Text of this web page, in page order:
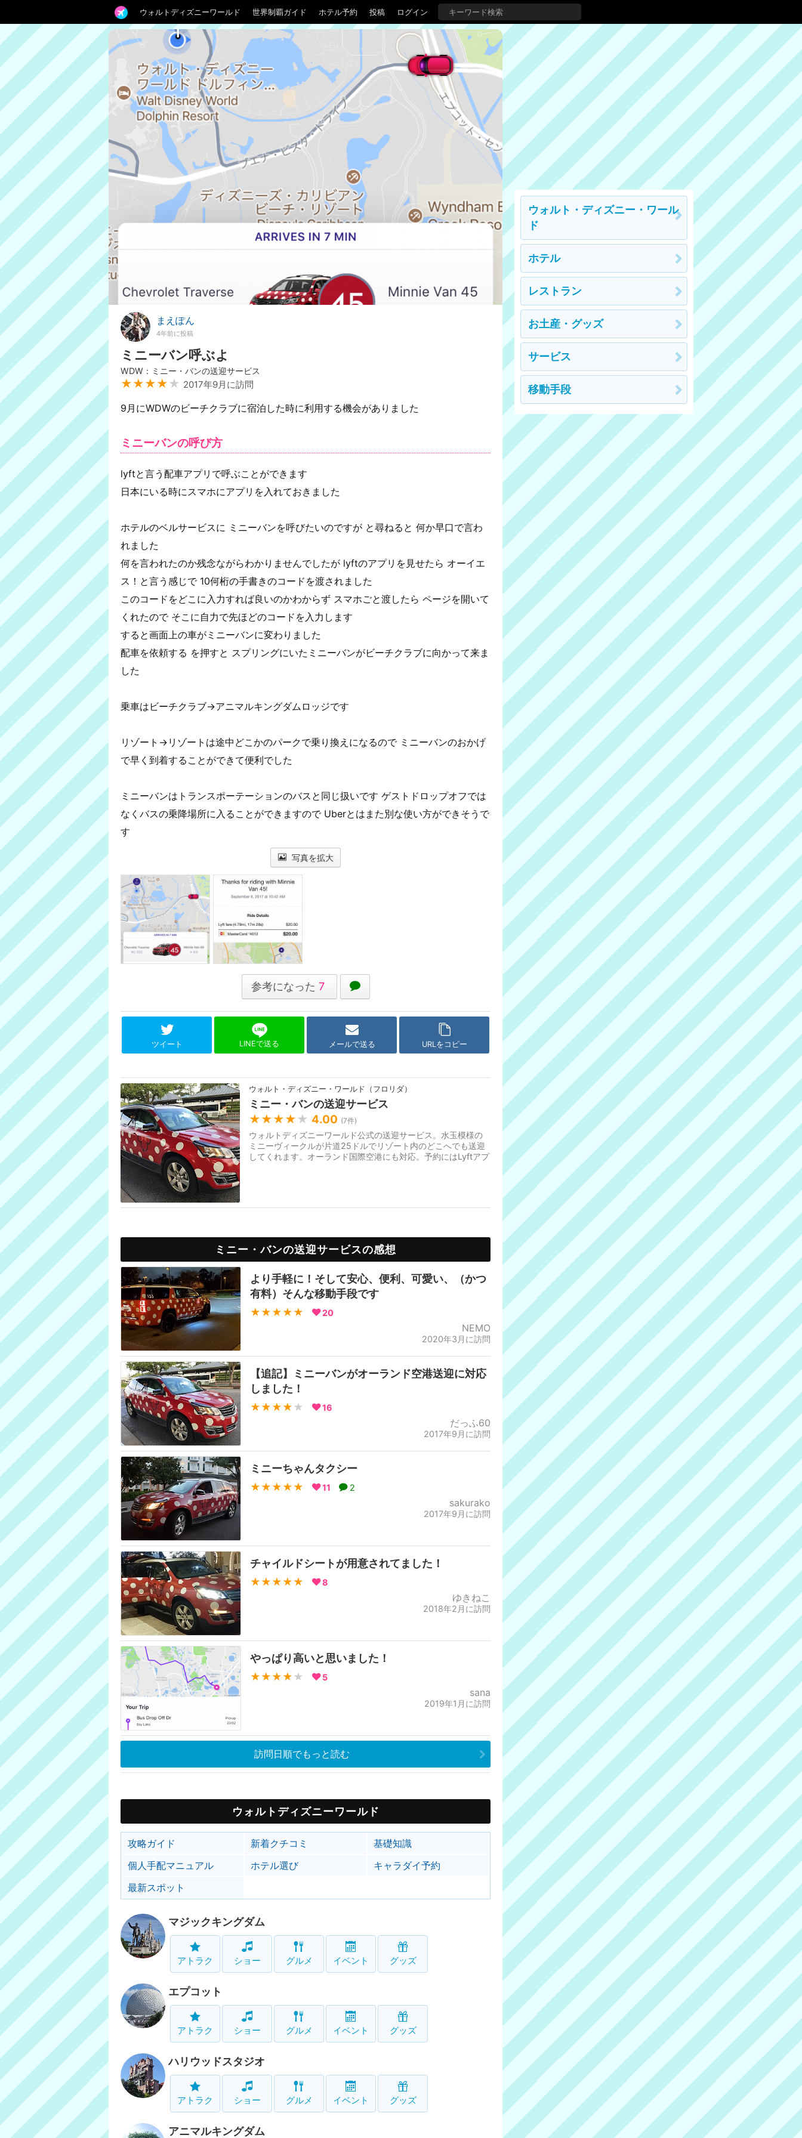
ウォルトディズニーワールド 世界制覇ガイド ホテル予約 投稿 ログイン
まえぽん
4年前に投稿
ミニーバン呼ぶよ
WDW：ミニー・バンの送迎サービス
★★★★ ★ 2017年9月に訪問
9月にWDWのビーチクラブに宿泊した時に利用する機会がありました
ミニーバンの呼び方
lyftと言う配車アプリで呼ぶことができます
日本にいる時にスマホにアプリを入れておきました
ホテルのベルサービスに ミニーバンを呼びたいのですが と尋ねると 何か早口で言わ
れました
何を言われたのか残念ながらわかりませんでしたが lyftのアプリを見せたら オーイエ
ス！と言う感じで 10何桁の手書きのコードを渡されました
このコードをどこに入力すれば良いのかわからず スマホごと渡したら ページを開いて
くれたので そこに自力で先ほどのコードを入力します
すると画面上の車がミニーバンに変わりました
配車を依頼する を押すと スプリングにいたミニーバンがビーチクラブに向かって来ま
した
乗車はビーチクラブ→アニマルキングダムロッジです
リゾート→リゾートは途中どこかのパークで乗り換えになるので ミニーバンのおかげ
で早く到着することができて便利でした
ミニーバンはトランスポーテーションのバスと同じ扱いです ゲストドロップオフでは
なくバスの乗降場所に入ることができますので Uberとはまた別な使い方ができそうで
す
写真を拡大
参考になった 7
ツイート LINEで送る メールで送る URLをコピー
ウォルト・ディズニー・ワールド（フロリダ）
ミニー・バンの送迎サービス
★★★★ ★ 4.00 (7件)
ウォルトディズニーワールド公式の送迎サービス。水玉模様の
ミニーヴィークルが片道25ドルでリゾート内のどこへでも送迎
してくれます。オーランド国際空港にも対応。予約にはLyftアプ
ミニー・バンの送迎サービスの感想
より手軽に！そして安心、便利、可愛い、（かつ
有料）そんな移動手段です
★★★★★ 20
NEMO
2020年3月に訪問
【追記】ミニーバンがオーランド空港送迎に対応
しました！
★★★★ ★ 16
だっふ60
2017年9月に訪問
ミニーちゃんタクシー
★★★★★ 11 2
sakurako
2017年9月に訪問
チャイルドシートが用意されてました！
★★★★★ 8
ゆきねこ
2018年2月に訪問
やっぱり高いと思いました！
★★★★ ★ 5
sana
2019年1月に訪問
訪問日順でもっと読む
ウォルトディズニーワールド
攻略ガイド 新着クチコミ
基礎知識
個人手配マニュアル
ホテル選び
キャラダイ予約
最新スポット
マジックキングダム
アトラク ショー グルメ イベント グッズ
エプコット
アトラク ショー グルメ イベント グッズ
ハリウッドスタジオ
アトラク ショー グルメ イベント グッズ
アニマルキングダム
ウォルト・ディズニー・ワール
ド
ホテル
レストラン
お土産・グッズ
サービス
移動手段